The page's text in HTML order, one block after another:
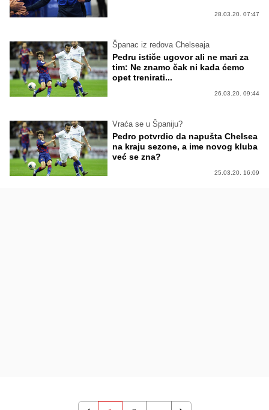
28.03.20. 07:47
Španac iz redova Chelseaja
Pedru ističe ugovor ali ne mari za
tim: Ne znamo čak ni kada ćemo
opet trenirati...
26.03.20. 09:44
Vraća se u Španiju?
Pedro potvrdio da napušta Chelsea
na kraju sezone, a ime novog kluba
već se zna?
25.03.20. 16:09